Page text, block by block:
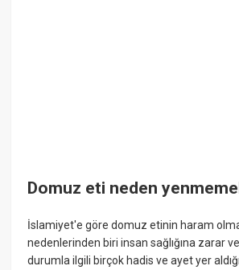
Domuz eti neden
İslamiyet'e göre domuz etinin haram
nedenlerinden biri insan sağlığına zarar
durumla ilgili birçok hadis ve ayet yer